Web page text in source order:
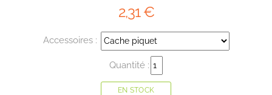
2,31€
Accessoires :
Quantité :
EN STOCK